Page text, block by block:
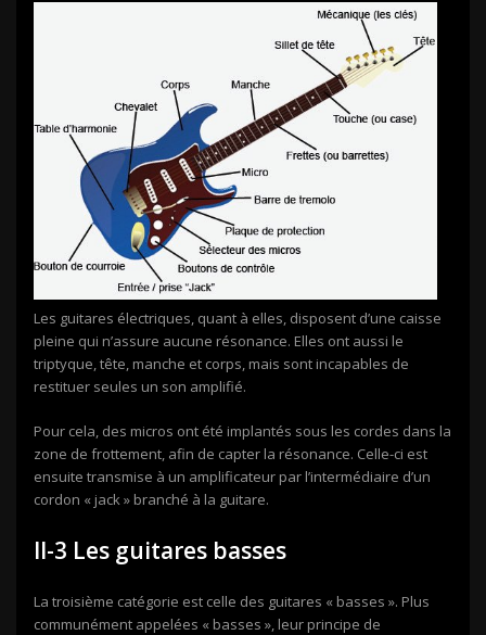
Les guitares électriques, quant à elles, disposent d’une caisse
pleine qui n’assure aucune résonance. Elles ont aussi le
triptyque, tête, manche et corps, mais sont incapables de
restituer seules un son amplifié.
Pour cela, des micros ont été implantés sous les cordes dans la
zone de frottement, afin de capter la résonance. Celle-ci est
ensuite transmise à un amplificateur par l’intermédiaire d’un
cordon « jack » branché à la guitare.
II-3 Les guitares basses
La troisième catégorie est celle des guitares « basses ». Plus
communément appelées « basses », leur principe de